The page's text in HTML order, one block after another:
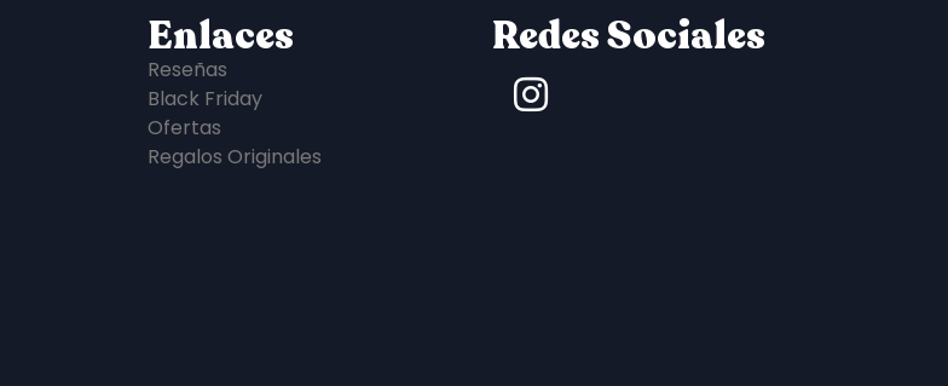
Enlaces
Reseñas
Black Friday
Ofertas
Regalos Originales
Redes Sociales